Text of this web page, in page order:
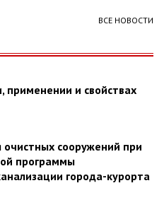
ВСЕ НОВОСТИ
применении и свойствах
сооружений при
программы
города-курорта